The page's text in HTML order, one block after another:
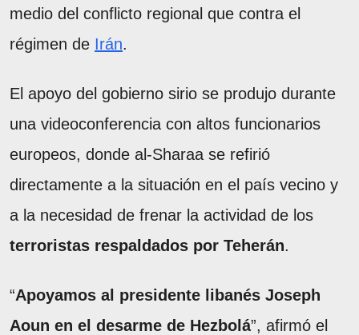
medio del conflicto regional que contra el
régimen de Irán.
El apoyo del gobierno sirio se produjo durante
una videoconferencia con altos funcionarios
europeos, donde al-Sharaa se refirió
directamente a la situación en el país vecino y
a la necesidad de frenar la actividad de los
terroristas respaldados por Teherán.
“Apoyamos al presidente libanés Joseph
Aoun en el desarme de Hezbolá”, afirmó el